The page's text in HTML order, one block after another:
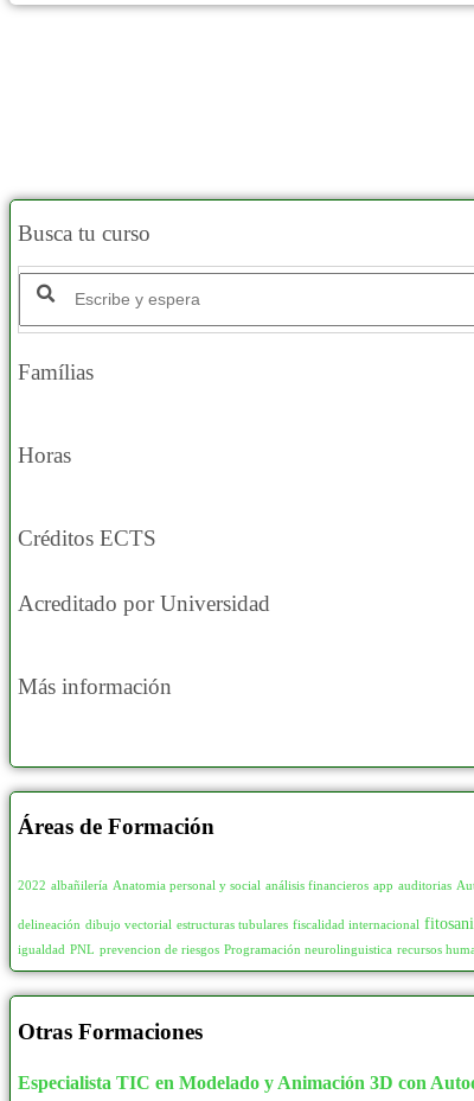
Busca tu curso
Buscar productos:
Famílias
Horas
Créditos ECTS
Acreditado por Universidad
Más información
Áreas de Formación
2022 albañilería Anatomia personal y social análisis financieros app auditorias
delineación dibujo vectorial estructuras tubulares fiscalidad internacional
igualdad PNL prevencion de riesgos Programación neurolinguistica recursos
Otras Formaciones
Especialista TIC en Modelado y Animación 3D con